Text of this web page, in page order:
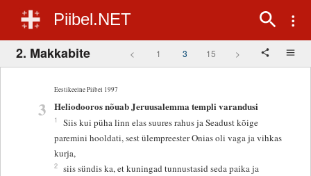
Piibel.NET
2. Makkabite < 1 3 15 >
Eestikeelne Piibel 1997
3 Heliodooros nõuab Jeruusalemma templi varandusi
1
Siis kui püha linn elas suures rahus ja Seadust kõige
paremini hooldati, sest ülempreester Onias oli vaga ja vihkas
kurja,
2 siis sündis ka, et kuningad tunnustasid seda paika ja